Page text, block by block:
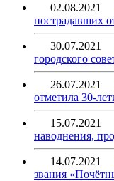
02.08.2021
пострадавших
30.07.2021
городского
26.07.2021
отметила 30-
15.07.2021
наводнения,
14.07.2021
звания